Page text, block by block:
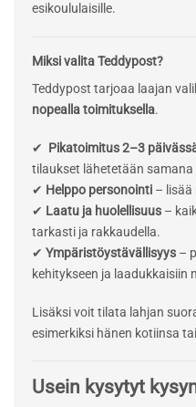
esikoululaisille.
Miksi valita Teddypost?
Teddypost tarjoaa laajan
nopealla toimituksella.
✔ Pikatoimitus 2–3
tilaukset lähetetään samana
✔ Helppo personointi – lisää
✔ Laatu ja huolellisuus –
tarkasti ja rakkaudella.
✔ Ympäristöystävällisyys –
kehitykseen ja laadukkaisiin
Lisäksi voit tilata lahjan
esimerkiksi hänen kotiinsa
Usein kysytyt